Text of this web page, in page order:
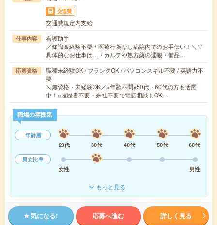
交通費
交通費規定内支給
仕事内容
看護助手
／知識＆経験不要＊医療行為なし病院内でのお手伝い！＼▽
具体的なお仕事は…・カルテや処方薬の運搬・備品…
応募資格
職種未経験OK / ブランクOK / パソコンスキル不要 / 英語力不
要
＼無資格・未経験OK／※年齢不問※50代・60代の方も活躍
中！※履歴書不要・来社不要で電話相談もOK…
職場の雰囲気
年齢層
20代
30代 40代 50代
60代
男女比率
女性
男性
もっと見る
気になる! 応募へ進む 詳しく見る